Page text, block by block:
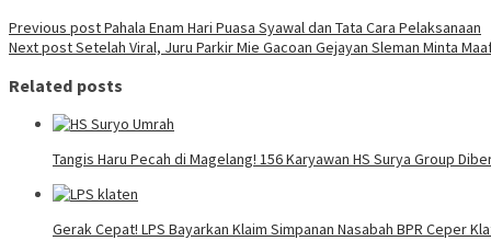
Previous postPahala Enam Hari Puasa Syawal dan Tata Cara Pelaksanaan
Next postSetelah Viral, Juru Parkir Mie Gacoan Gejayan Sleman Minta
Related posts
Tangis Haru Pecah di Magelang! 156 Karyawan HS Surya Group
Gerak Cepat! LPS Bayarkan Klaim Simpanan Nasabah BPR Ceper